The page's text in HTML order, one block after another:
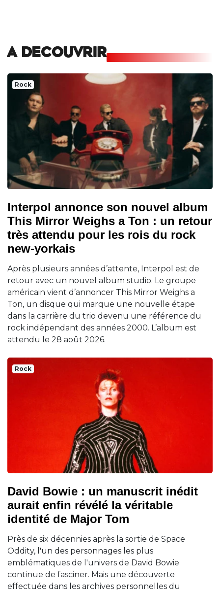
A DECOUVRIR
Rock
Interpol annonce son nouvel album
This Mirror Weighs a Ton : un retour
très attendu pour les rois du rock
new-yorkais
Après plusieurs années d’attente, Interpol est de
retour avec un nouvel album studio. Le groupe
américain vient d’annoncer This Mirror Weighs a
Ton, un disque qui marque une nouvelle étape
dans la carrière du trio devenu une référence du
rock indépendant des années 2000. L’album est
attendu le 28 août 2026.
Rock
David Bowie : un manuscrit inédit
aurait enfin révélé la véritable
identité de Major Tom
Près de six décennies après la sortie de Space
Oddity, l'un des personnages les plus
emblématiques de l'univers de David Bowie
continue de fasciner. Mais une découverte
effectuée dans les archives personnelles du